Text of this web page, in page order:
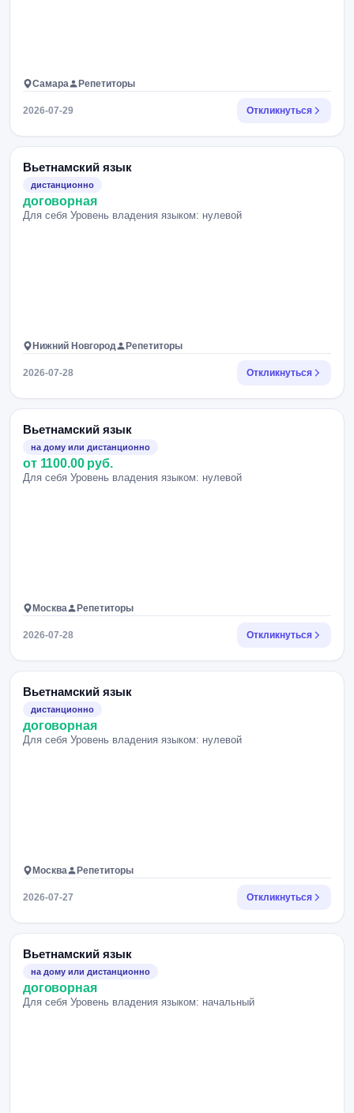
Самара Репетиторы
2026-07-29 Откликнуться
Вьетнамский язык
дистанционно
договорная
Для себя Уровень владения языком: нулевой
Нижний Новгород Репетиторы
2026-07-28 Откликнуться
Вьетнамский язык
на дому или дистанционно
от 1100.00 руб.
Для себя Уровень владения языком: нулевой
Москва Репетиторы
2026-07-28 Откликнуться
Вьетнамский язык
дистанционно
договорная
Для себя Уровень владения языком: нулевой
Москва Репетиторы
2026-07-27 Откликнуться
Вьетнамский язык
на дому или дистанционно
договорная
Для себя Уровень владения языком: начальный